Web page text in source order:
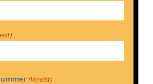
(Vereist)